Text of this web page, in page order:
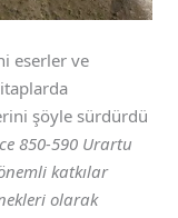
eserler ve
şöyle sürdürdü
850-590 Urartu
katkılar
olarak